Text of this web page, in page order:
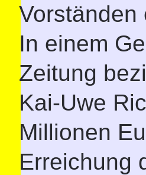
Vorständen
In einem
Zeitung
Kai-Uwe
Millionen
Erreichung